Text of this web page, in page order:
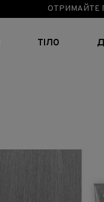
ОТРИМАЙТЕ
ТІЛО